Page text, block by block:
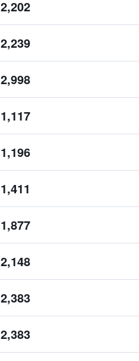
2,202 ﷼
2,239 ﷼
2,998 ﷼
1,117 ﷼
1,196 ﷼
1,411 ﷼
1,877 ﷼
2,148 ﷼
2,383 ﷼
2,383 ﷼